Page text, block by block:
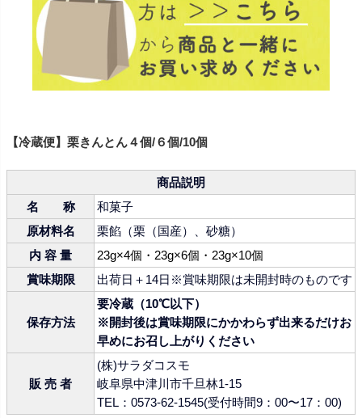
【冷蔵便】栗きんとん４個/６個/10個
商品説明
名 称
和菓子
原材料名
栗餡（栗（国産）、砂糖）
内 容 量
23g×4個・23g×6個・23g×10個
賞味期限
出荷日＋14日※賞味期限は未開封時のものです
保存方法
要冷蔵（10℃以下）
※開封後は賞味期限にかかわらず出来るだけお
早めにお召し上がりください
販 売 者
(株)サラダコスモ
岐阜県中津川市千旦林1-15
TEL：0573-62-1545(受付時間9：00〜17：00)